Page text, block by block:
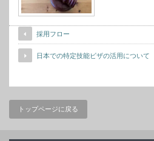
採用フロー
日本での特定技能ビザの活用について
トップページに戻る